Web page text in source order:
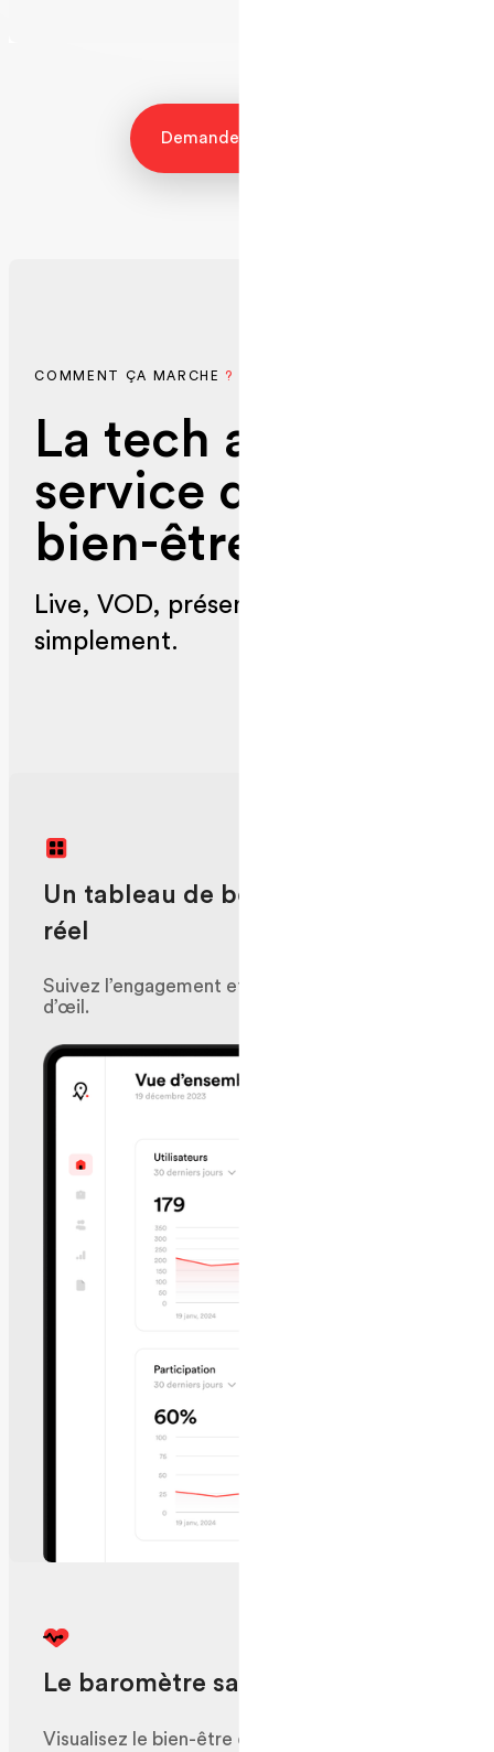
Demande de contact
COMMENT ÇA MARCHE ?
La tec h a
service d
bien-être
Live, VOD, présentiel, tout se pilote
simplement.
Un tableau de bord en temps
réel
Suivez l’engagement et les activités en un clin
d’œil.
Le baromètre santé physique
Visualisez le bien-être collectif pour agir au bon